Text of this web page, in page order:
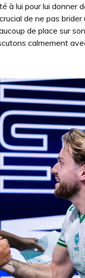
à lui pour lui
de ne pas
de place sur
calmement